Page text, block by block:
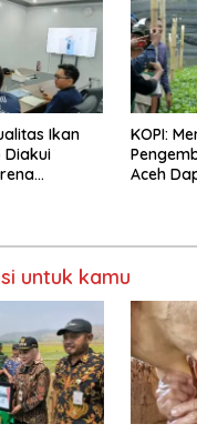
Ikan
Diakui
KOPI:
Aceh
untuk kamu